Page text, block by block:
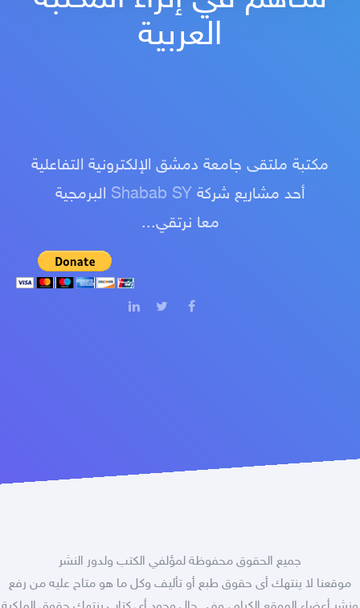
العربية
مكتبة ملتقى جامعة دمشق الإلكترونية التفاعلية
أحد مشاريع شركة Shabab SY البرمجية
معا نرتقي...
جميع الحقوق محفوظة لمؤلفي الكتب ولدور النشر
موقعنا لا ينتهك أى حقوق طبع أو تأليف وكل ما هو متاح عليه من رفع